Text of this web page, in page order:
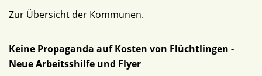
Zur Übersicht der Kommunen.
Keine Propaganda auf Kosten von Flüchtlingen -
Neue Arbeitsshilfe und Flyer